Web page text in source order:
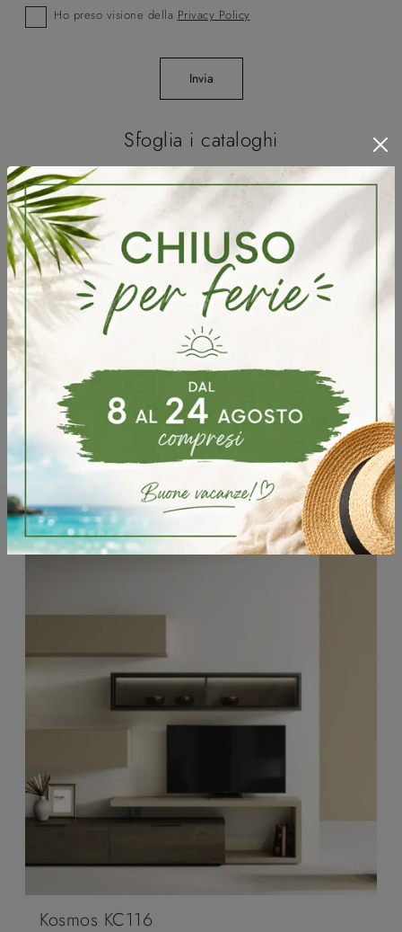
Sfoglia i cataloghi
Ho preso visione della Privacy Policy
Invia
Potrebbero piacerti anche
Kosmos KC116